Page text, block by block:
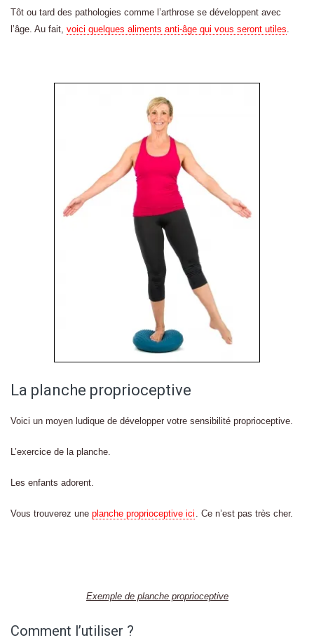
Tôt ou tard des pathologies comme l’arthrose se développent avec
l’âge. Au fait, voici quelques aliments anti-âge qui vous seront utiles
La planche proprioceptive
Voici un moyen ludique de développer votre sensibilité proprioceptive.
L’exercice de la planche.
Les enfants adorent.
Vous trouverez une planche proprioceptive ici . Ce n’est pas très cher.
Exemple de planche proprioceptive
Comment l’utiliser ?